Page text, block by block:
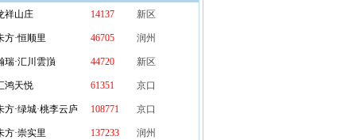
坛
祥山庄 14137 新区
方·恒顺里 46705 润州
瑞·汇川雲嵿 44720 新区
鸿天悦 61351 京口
方·绿城·桃李云庐 108771 京口
方·崇实里 137233 润州